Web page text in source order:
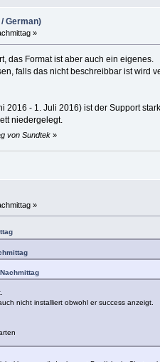
German)
»
das Format ist aber auch ein eigenes.
falls das nicht beschreibbar ist
2016 - 1. Juli 2016) ist der Support
niedergelegt.
von Sundtek»
»
nicht installiert obwohl er success anzeigt.